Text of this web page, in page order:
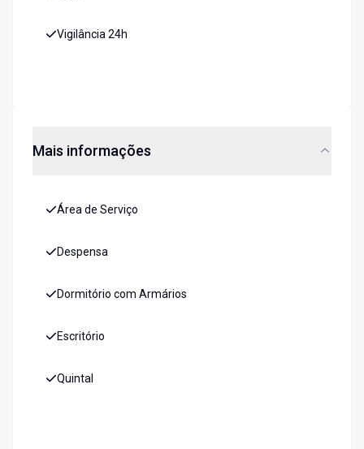
Vigilância 24h
Mais informações
Área de Serviço
Despensa
Dormitório com Armários
Escritório
Quintal